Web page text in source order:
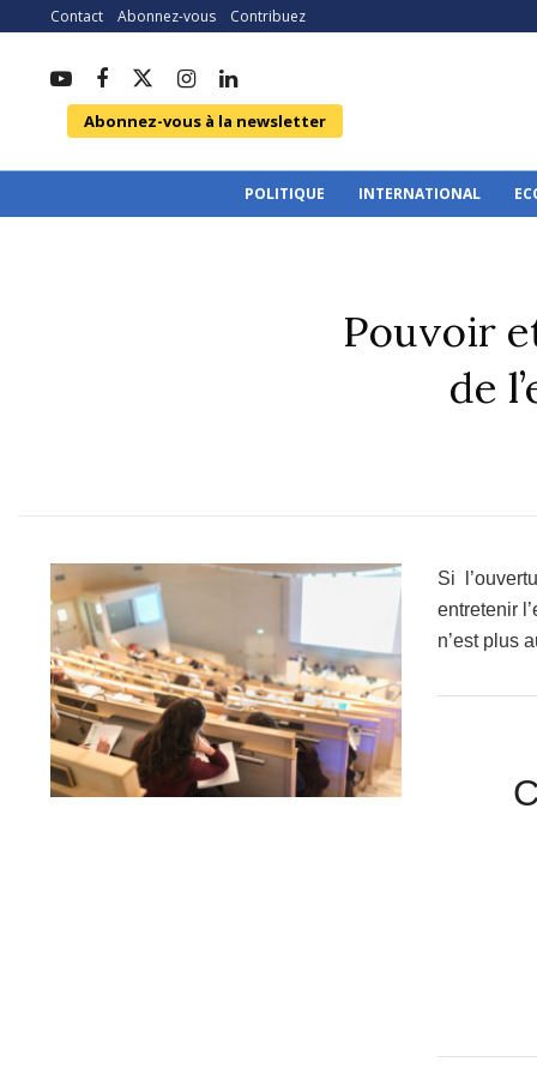
Contact Abonnez-vous Contribuez
Abonnez-vous à la newsletter
POLITIQUE INTERNATIONAL
Pouvoir
de
Si
entretenir
n’est plus